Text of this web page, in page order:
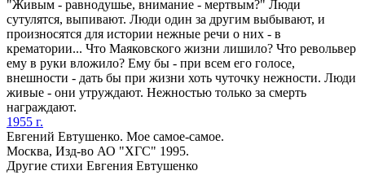
"Живым - равнодушье, внимание - мертвым?" Люди
сутулятся, выпивают. Люди один за другим выбывают, и
произносятся для истории нежные речи о них - в
крематории... Что Маяковского жизни лишило? Что револьвер
ему в руки вложило? Ему бы - при всем его голосе,
внешности - дать бы при жизни хоть чуточку нежности. Люди
живые - они утруждают. Нежностью только за смерть
награждают.
1955 г.
Евгений Евтушенко. Мое самое-самое.
Москва, Изд-во АО "ХГС" 1995.
Другие стихи Евгения Евтушенко